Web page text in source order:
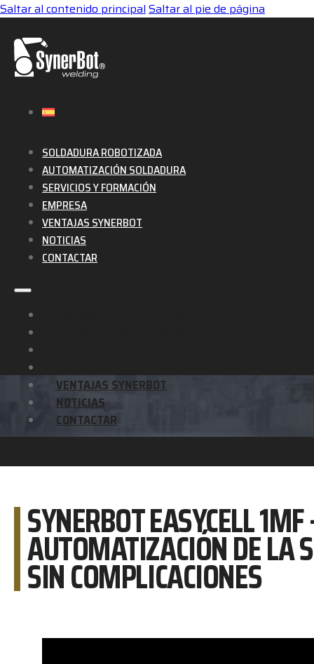
Saltar al contenido principalSaltar al pie de página
SOLDADURA ROBOTIZADA
AUTOMATIZACIÓN SOLDADURA
SERVICIOS Y FORMACIÓN
EMPRESA
VENTAJAS SYNERBOT
NOTICIAS
CONTACTAR
VENTAJAS SYNERBOT
NOTICIAS
CONTACTAR
SYNERBOT EASYCELL
AUTOMATIZACIÓN DE LA
SIN COMPLICACIONES